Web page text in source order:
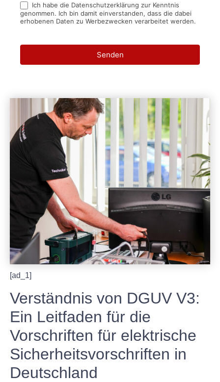
Ich habe die Datenschutzerklärung zur Kenntnis
genommen. Ich bin damit einverstanden, dass die dabei
erhobenen Daten zu Werbezwecken verarbeitet werden.
Senden
[ad_1]
Verständnis von DGUV V3:
Ein Leitfaden für die
Vorschriften für elektrische
Sicherheitsvorschriften in
Deutschland